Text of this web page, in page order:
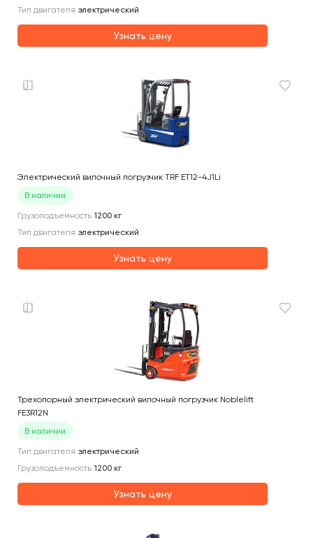
Тип двигателя электрический
Узнать цену
Электрический вилочный погрузчик TRF ET12-4J1Li
В наличии
Грузоподъемность 1200 кг
Тип двигателя электрический
Узнать цену
Трехопорный электрический вилочный погрузчик Noblelift
FE3R12N
В наличии
Тип двигателя электрический
Грузоподъемность 1200 кг
Узнать цену